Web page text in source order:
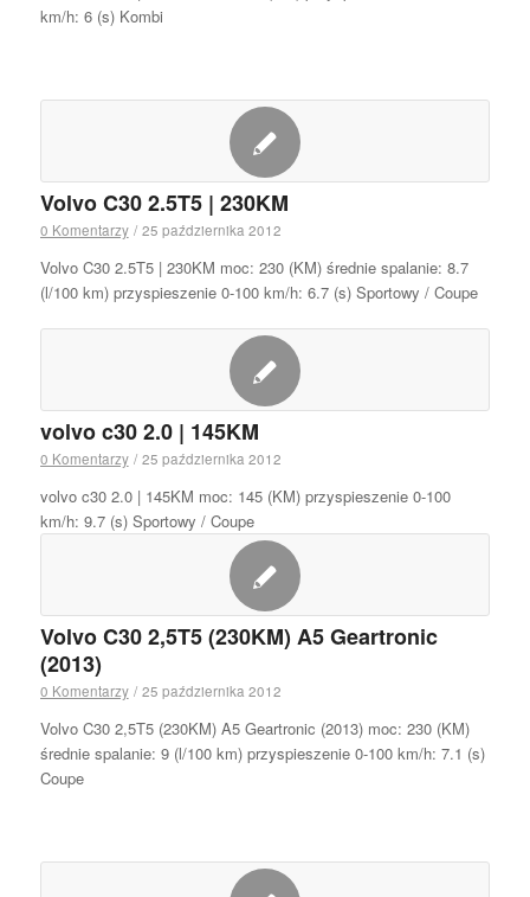
km/h: 6 (s) Kombi
Volvo C30 2.5T5 | 230KM
0 Komentarzy / 25 października 2012
Volvo C30 2.5T5 | 230KM moc: 230 (KM) średnie spalanie: 8.7
(l/100 km) przyspieszenie 0-100 km/h: 6.7 (s) Sportowy / Coupe
volvo c30 2.0 | 145KM
0 Komentarzy / 25 października 2012
volvo c30 2.0 | 145KM moc: 145 (KM) przyspieszenie 0-100
km/h: 9.7 (s) Sportowy / Coupe
Volvo C30 2,5T5 (230KM) A5 Geartronic
(2013)
0 Komentarzy / 25 października 2012
Volvo C30 2,5T5 (230KM) A5 Geartronic (2013) moc: 230 (KM)
średnie spalanie: 9 (l/100 km) przyspieszenie 0-100 km/h: 7.1 (s)
Coupe